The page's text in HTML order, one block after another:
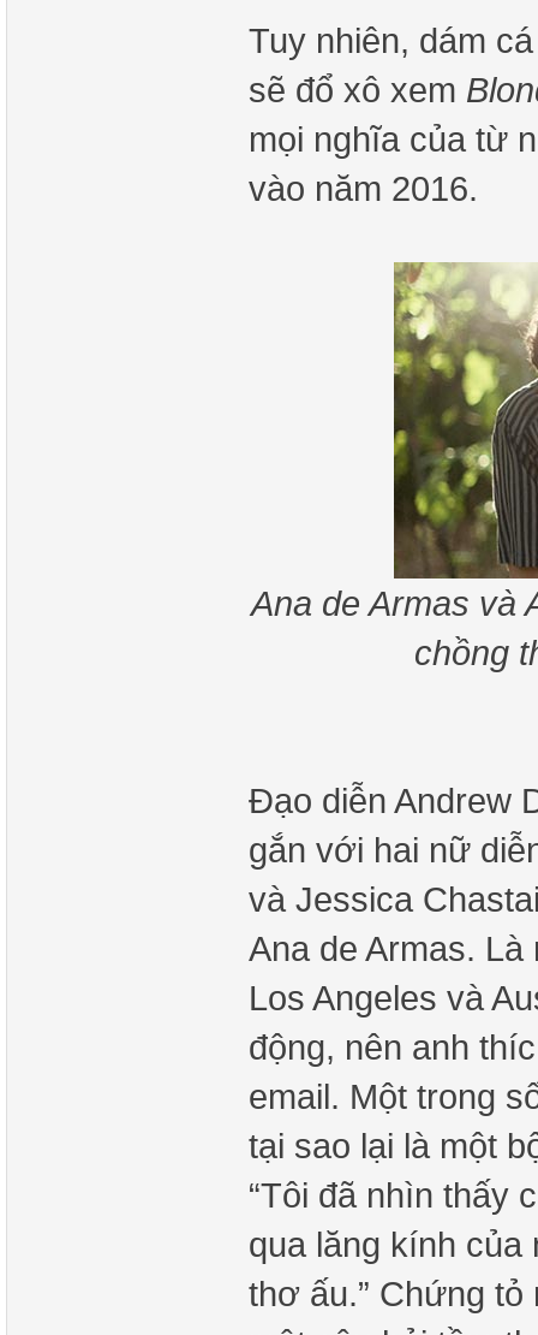
Tuy nhiên, dám
sẽ đổ xô xem
mọi nghĩa của từ
vào năm 2016.
Ana de Armas và
chồng
Đạo diễn Andrew
gắn với hai nữ
và Jessica
Ana de Armas.
Los Angeles và
động, nên anh
email. Một trong
tại sao lại là một
“Tôi đã nhìn thấy
qua lăng kính
thơ ấu.” Chứng